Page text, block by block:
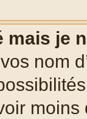
mais je
nom
moins